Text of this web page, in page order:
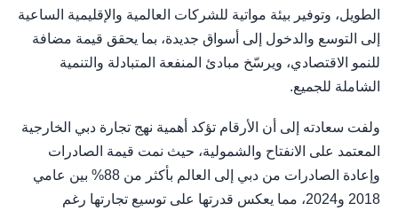
الطويل، وتوفير بيئة مواتية للشركات العالمية والإقليمية الساعية
إلى التوسع والدخول إلى أسواق جديدة، بما يحقق قيمة مضافة
للنمو الاقتصادي، ويرسّخ مبادئ المنفعة المتبادلة والتنمية
الشاملة للجميع.
ولفت سعادته إلى أن الأرقام تؤكد أهمية نهج تجارة دبي الخارجية
المعتمد على الانفتاح والشمولية، حيث نمت قيمة الصادرات
وإعادة الصادرات من دبي إلى العالم بأكثر من 88% بين عامي
2018 و2024، مما يعكس قدرتها على توسيع تجارتها رغم